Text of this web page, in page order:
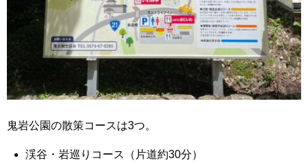
鬼岩公園の散策コースは3つ。
渓谷・岩巡りコース（片道約30分）